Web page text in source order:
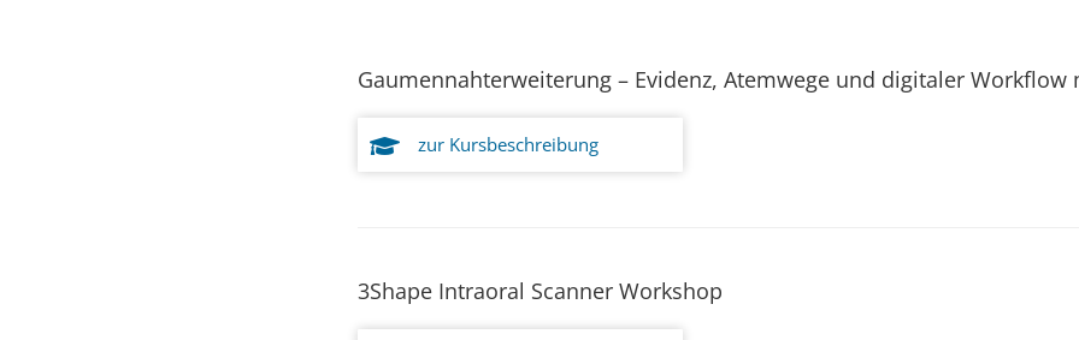
Gaumennahterweiterung – Evidenz, Atemwege und digitaler Workflow
zur Kursbeschreibung
3Shape Intraoral Scanner Workshop